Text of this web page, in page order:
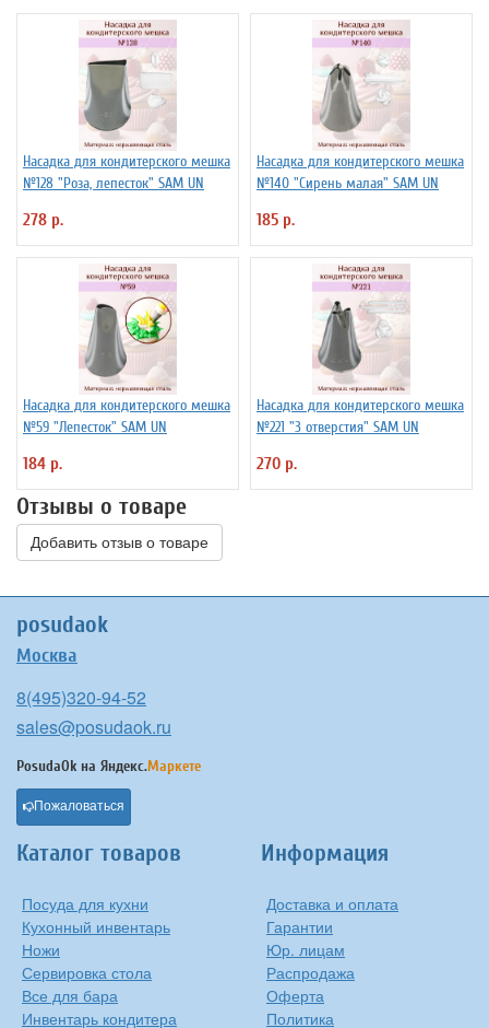
Насадка для кондитерского мешка
№128 "Роза, лепесток" SAM UN
278 р.
Насадка для кондитерского мешка
№140 "Сирень малая" SAM UN
185 р.
Насадка для кондитерского мешка
№59 "Лепесток" SAM UN
184 р.
Насадка для кондитерского мешка
№221 "3 отверстия" SAM UN
270 р.
Отзывы о товаре
Добавить отзыв о товаре
posudaok
Москва
8(495)320-94-52
sales@posudaok.ru
PosudaOk на Яндекс.Маркете
Пожаловаться
Каталог товаров
Посуда для кухни
Кухонный инвентарь
Ножи
Сервировка стола
Все для бара
Инвентарь кондитера
Информация
Доставка и оплата
Гарантии
Юр. лицам
Распродажа
Оферта
Политика